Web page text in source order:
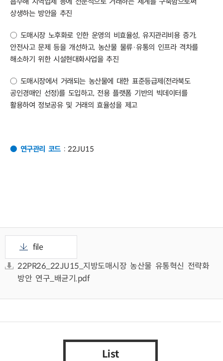
상생하는 방안을 추진
○ 도매시장 노후화로 인한 운영의 비효율성, 유지관리비용 증가,
안전사고 문제 등을 개선하고, 농산물 물류·유통의 인프라 격차를
해소하기 위한 시설현대화사업을 추진
○ 도매시장에서 거래되는 농산물에 대한 표준등급제(전라북도
공인경매인 선정)를 도입하고, 전용 플랫폼 기반의 빅데이터를
활용하여 정보공유 및 거래의 효율성을 제고
● 연구관리 코드: 22JU15
file
22PR26_22JU15_지방도매시장 농산물 유통혁신 전략화
방안 연구_배균기.pdf
List